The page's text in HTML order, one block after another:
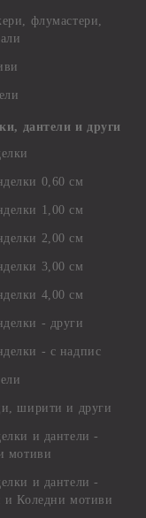
флумастери,
дантели и други
0,60 см
1,00 см
2,00 см
3,00 см
4,00 см
- други
- с надпис
ширити и други
и дантели -
мотиви
и дантели -
и Коледни мотиви